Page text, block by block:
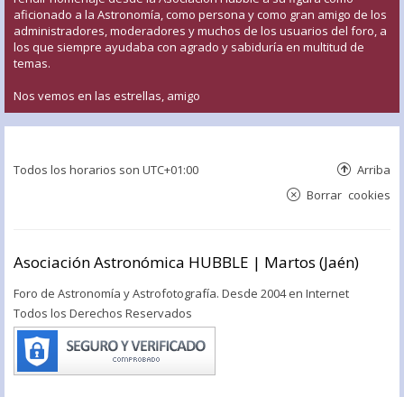
aficionado a la Astronomía, como persona y como gran amigo de los
administradores, moderadores y muchos de los usuarios del foro, a
los que siempre ayudaba con agrado y sabiduría en multitud de
temas.
Nos vemos en las estrellas, amigo
Todos los horarios son UTC+01:00 Arriba
Borrar cookies
Asociación Astronómica HUBBLE | Martos (Jaén)
Foro de Astronomía y Astrofotografía. Desde 2004 en Internet
Todos los Derechos Reservados